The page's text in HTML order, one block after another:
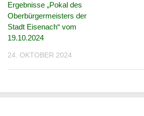
Ergebnisse „Pokal des
Oberbürgermeisters der
Stadt Eisenach“ vom
19.10.2024
24. OKTOBER 2024